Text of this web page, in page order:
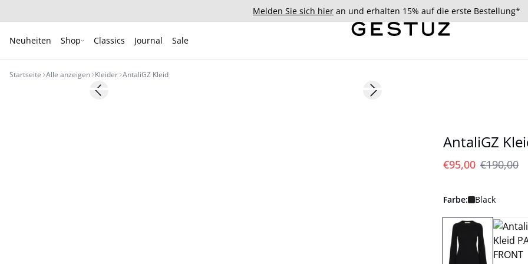
Melden Sie sich hier an und erhalten 15% auf die erste Bestellung*
Neuheiten Shop Classics Journal Sale
Startseite Alle anzeigen Kleider AntaliGZ Kleid
- 50%Previous slide Next slide
AntaliGZ
€95,00 €190,00
Farbe: Black